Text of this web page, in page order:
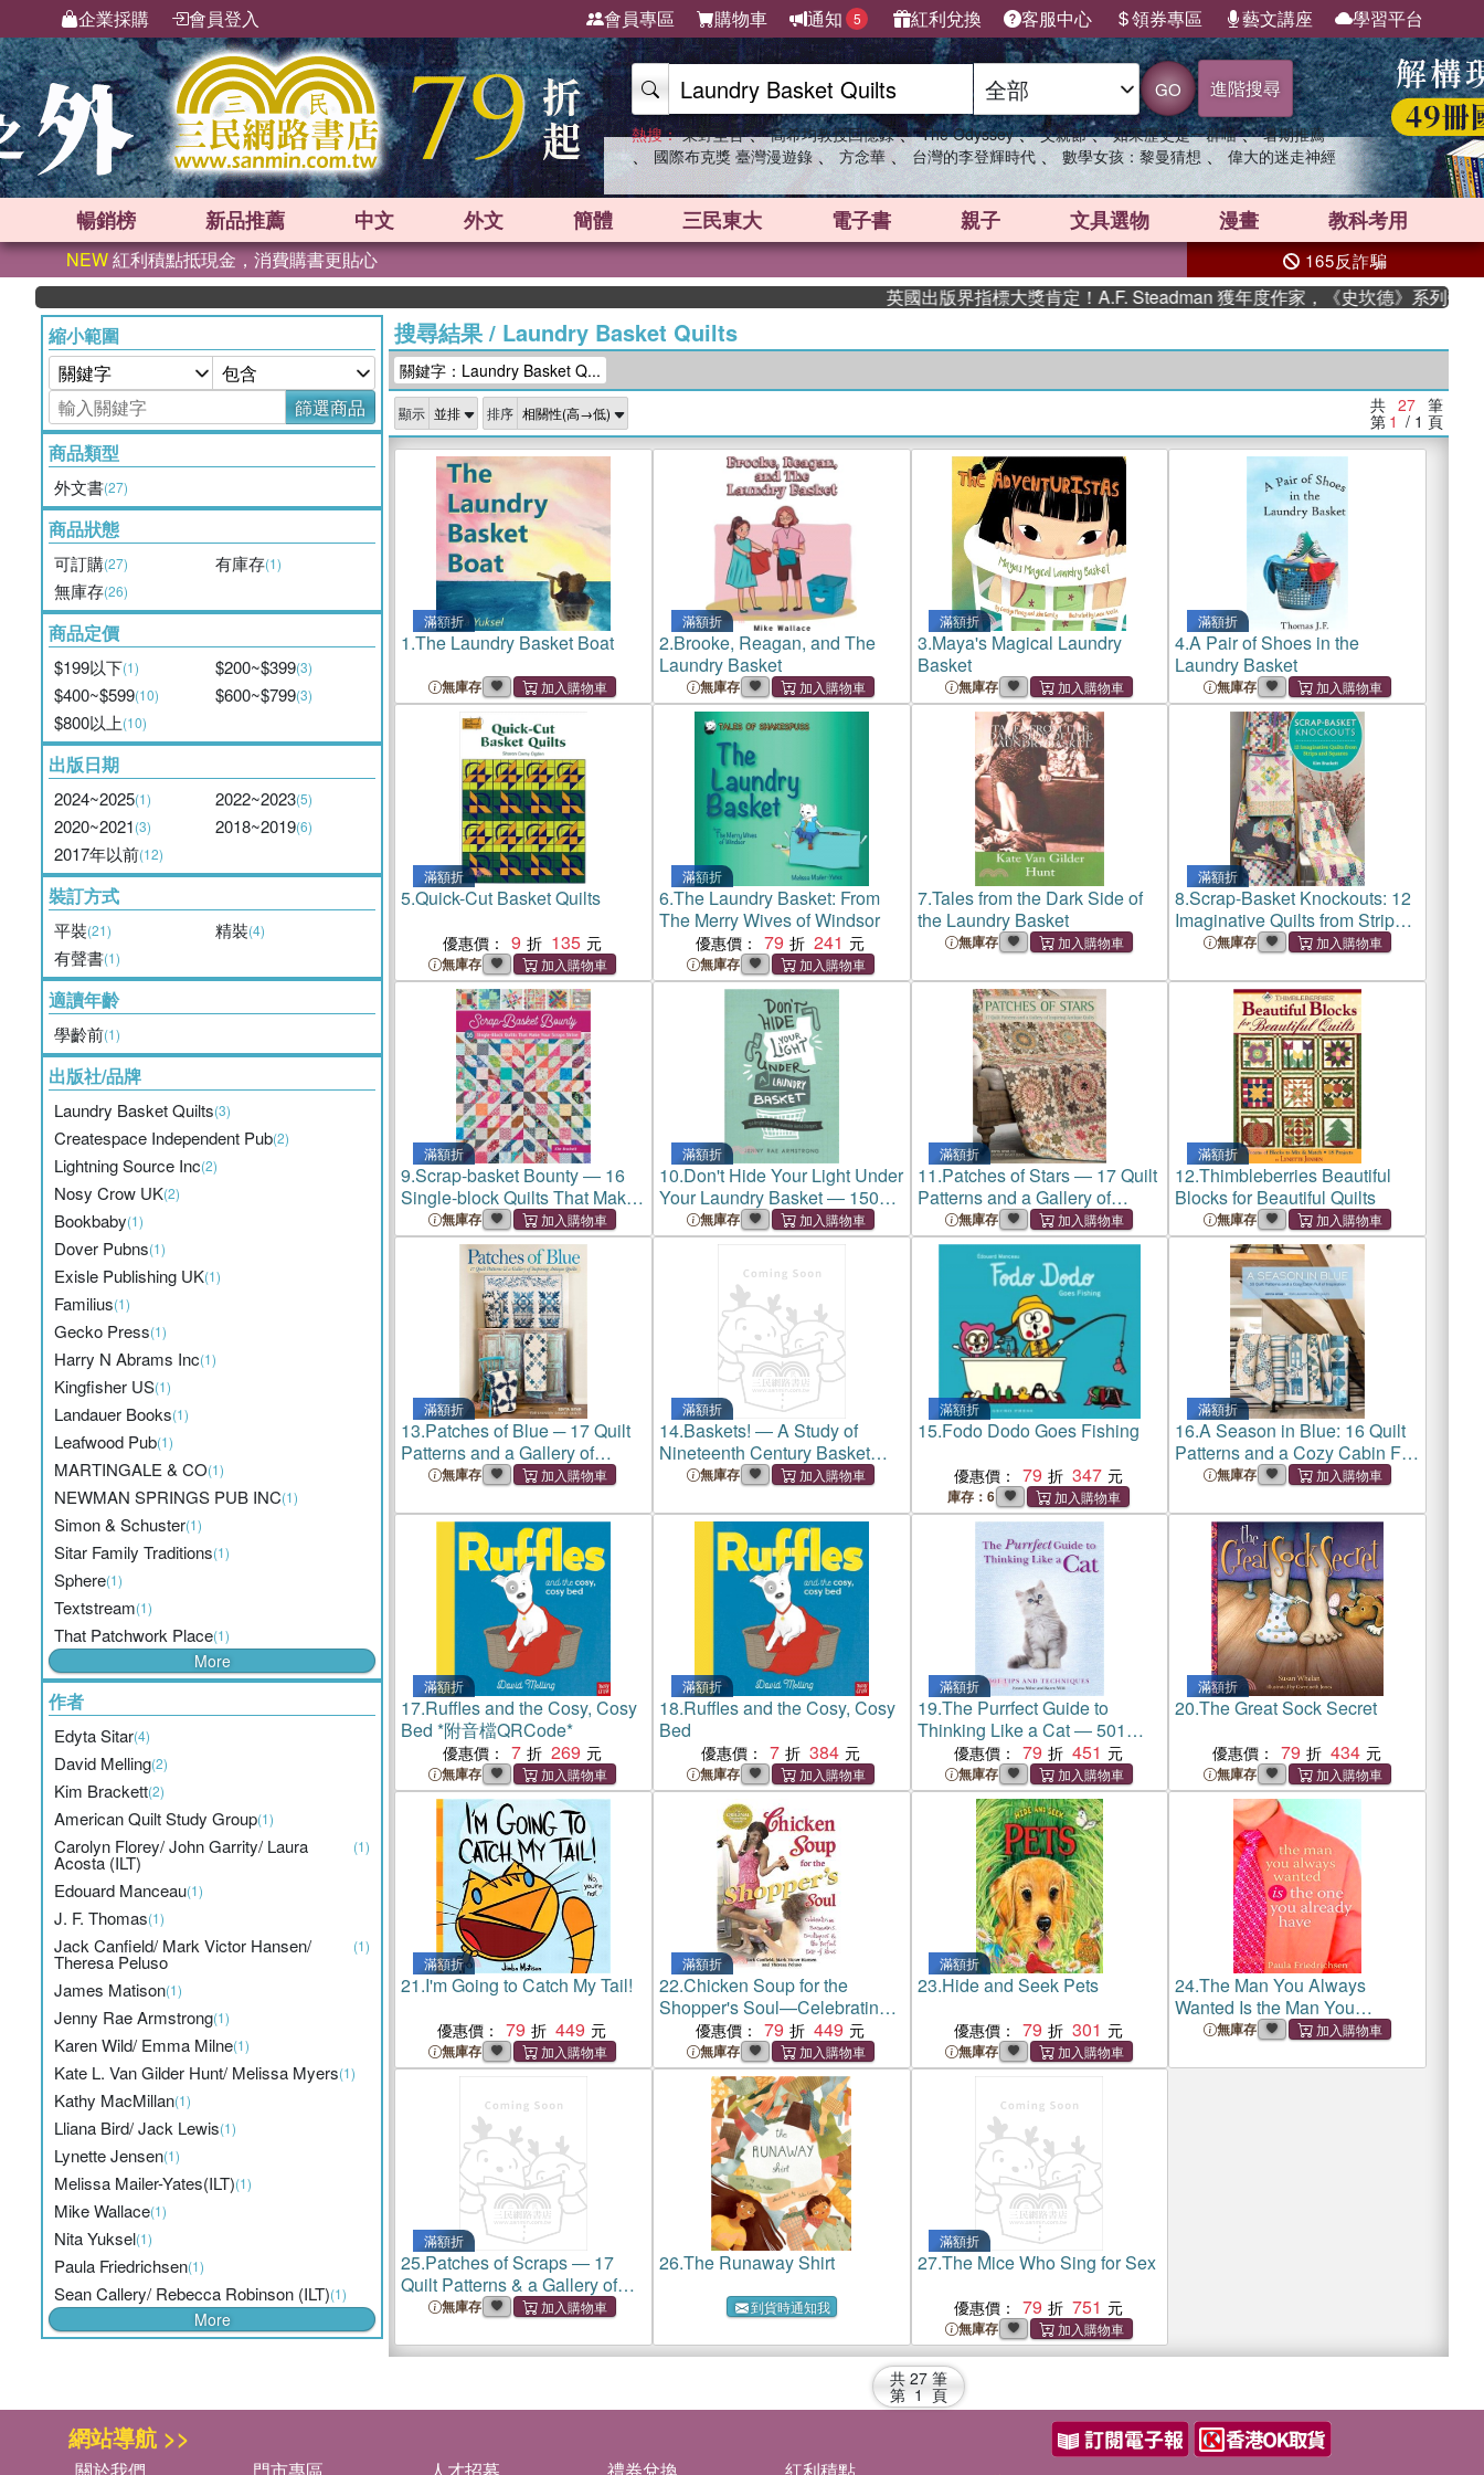
企業採購 會員登入 會員專區 購物車 通知 5 紅利兌換 客服中心 領券專區 藝文講座 學習平台
GO 進階搜尋
熱搜： 東野圭吾 、 高希均教授回憶錄 、 The Odyssey 、 父親節 、 如果歷史是一群喵 、 暑期推薦
、 國際布克獎 臺灣漫遊錄 、 方念華 、 台灣的李登輝時代 、 數學女孩：黎曼猜想 、 偉大的迷走神經
暢銷榜 新品推薦 中文 外文 簡體 三民東大 電子書 親子 文具選物 漫畫 教科考用
NEW紅利積點抵現金，消費購書更貼心 165反詐騙
英國出版界指標大獎肯定！A.F. Steadman 獲年度作家，《史坎德》系列帶你踏上熱
縮小範圍
篩選商品
商品類型
外文書(27)
商品狀態
可訂購(27) 有庫存(1)
無庫存(26)
商品定價
$199以下(1) $200~$399(3)
$400~$599(10) $600~$799(3)
$800以上(10)
出版日期
2024~2025(1) 2022~2023(5)
2020~2021(3) 2018~2019(6)
2017年以前(12)
裝訂方式
平裝(21) 精裝(4)
有聲書(1)
適讀年齡
學齡前(1)
出版社/品牌
Laundry Basket Quilts(3)
Createspace Independent Pub(2)
Lightning Source Inc(2)
Nosy Crow UK(2)
Bookbaby(1)
Dover Pubns(1)
Exisle Publishing UK(1)
Familius(1)
Gecko Press(1)
Harry N Abrams Inc(1)
Kingfisher US(1)
Landauer Books(1)
Leafwood Pub(1)
MARTINGALE & CO(1)
NEWMAN SPRINGS PUB INC(1)
Simon & Schuster(1)
Sitar Family Traditions(1)
Sphere(1)
Textstream(1)
That Patchwork Place(1)
More
作者
Edyta Sitar(4)
David Melling(2)
Kim Brackett(2)
American Quilt Study Group(1)
Carolyn Florey/ John Garrity/ Laura
Acosta (ILT)
(1)
Edouard Manceau(1)
J. F. Thomas(1)
Jack Canfield/ Mark Victor Hansen/
Theresa Peluso
(1)
James Matison(1)
Jenny Rae Armstrong(1)
Karen Wild/ Emma Milne(1)
Kate L. Van Gilder Hunt/ Melissa Myers(1)
Kathy MacMillan(1)
Lliana Bird/ Jack Lewis(1)
Lynette Jensen(1)
Melissa Mailer-Yates(ILT)(1)
Mike Wallace(1)
Nita Yuksel(1)
Paula Friedrichsen(1)
Sean Callery/ Rebecca Robinson (ILT)(1)
More
搜尋結果/ Laundry Basket Quilts
關鍵字：Laundry Basket Q...
顯示 排序 共 27 筆
第 1 / 1 頁
滿額折
1.The Laundry Basket Boat
無庫存
滿額折
2.Brooke, Reagan, and The
Laundry Basket
無庫存
滿額折
3.Maya's Magical Laundry
Basket
無庫存
滿額折
4.A Pair of Shoes in the
Laundry Basket
無庫存
滿額折
5.Quick-Cut Basket Quilts
優惠價： 9 135
無庫存
滿額折
6.The Laundry Basket: From
The Merry Wives of Windsor
優惠價： 79 241
無庫存
7.Tales from the Dark Side of
the Laundry Basket
無庫存
滿額折
8.Scrap-Basket Knockouts: 12
Imaginative Quilts from Strips
and Squares
無庫存
滿額折
9.Scrap-basket Bounty ― 16
Single-block Quilts That Make
Your Scraps Shine
無庫存
滿額折
10.Don't Hide Your Light Under
Your Laundry Basket ― 150
Bright Ideas for Wannabe
World Changers
無庫存
滿額折
11.Patches of Stars ― 17 Quilt
Patterns and a Gallery of
Inspiring Antique Quilts
無庫存
滿額折
12.Thimbleberries Beautiful
Blocks for Beautiful Quilts
無庫存
滿額折
13.Patches of Blue ─ 17 Quilt
Patterns and a Gallery of
Inspiring Antique Quilts
無庫存
滿額折
14.Baskets! ― A Study of
Nineteenth Century Basket
Quilts無庫存
滿額折
15.Fodo Dodo Goes Fishing
優惠價： 79 347
庫存：6
滿額折
16.A Season in Blue: 16 Quilt
Patterns and a Cozy Cabin Full
of Inspiration
無庫存
滿額折
17.Ruffles and the Cosy, Cosy
Bed *附音檔QRCode*
優惠價： 7 269
無庫存
滿額折
18.Ruffles and the Cosy, Cosy
Bed
優惠價： 7 384
無庫存
滿額折
19.The Purrfect Guide to
Thinking Like a Cat ― 501
Tips and Techniques
優惠價： 79 451
無庫存
滿額折
20.The Great Sock Secret
優惠價： 79 434
無庫存
滿額折
21.I'm Going to Catch My Tail!
優惠價： 79 449
無庫存
滿額折
22.Chicken Soup for the
Shopper's Soul—Celebrating
Bargains, Boutiques & the
Perfect Pair of Shoes
優惠價： 79 449
無庫存
滿額折
23.Hide and Seek Pets
優惠價： 79 301
無庫存
24.The Man You Always
Wanted Is the Man You
Already Have
無庫存
滿額折
25.Patches of Scraps ― 17
Quilt Patterns & a Gallery of
Inspiring Antique Quilts
無庫存
26.The Runaway Shirt
到貨時通知我
滿額折
27.The Mice Who Sing for Sex
優惠價： 79 751
無庫存
共 27 筆
第 1 頁
網站導航 >>